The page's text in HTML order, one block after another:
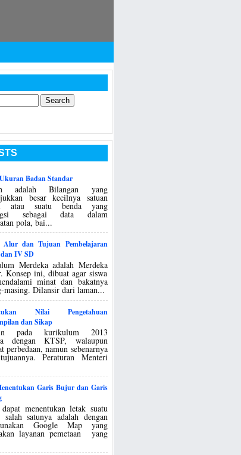
Badan Standar
adalah Bilangan yang
besar kecilnya satuan
atau suatu benda yang
sebagai data dalam
pola, bai...
Alur dan Tujuan Pembelajaran
IV SD
Merdeka adalah Merdeka
Konsep ini, dibuat agar siswa
minat dan bakatnya
masing. Dilansir dari laman...
Nilai Pengetahuan
dan Sikap
pada kurikulum 2013
dengan KTSP, walaupun
perbedaan, namun sebenarnya
Peraturan Menteri
Garis Bujur dan Garis
menentukan letak suatu
salah satunya adalah dengan
Google Map yang
layanan pemetaan yang